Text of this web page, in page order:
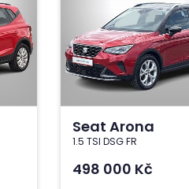
Seat Arona
1.5 TSI DSG FR
498 000 Kč